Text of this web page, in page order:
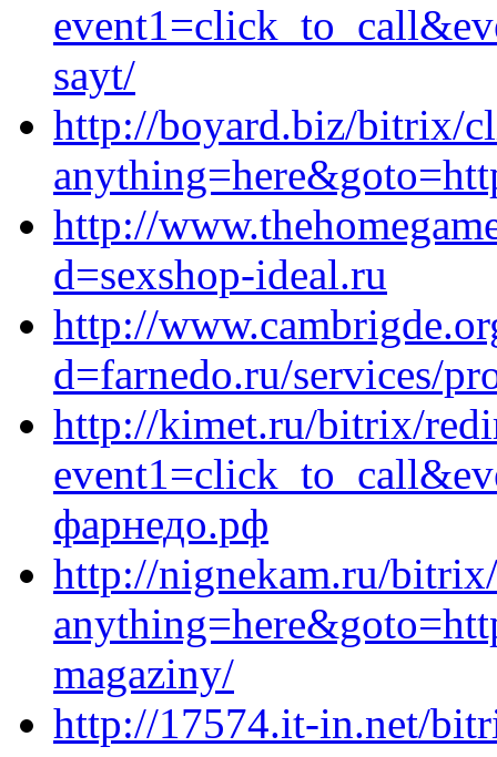
sayt/
http://boyard.biz/bitrix/
http://
d=sexshop-ideal.ru
http://
d=farnedo.ru/services/
http://kimet.ru/bitrix/
фарнедо.рф
http://nignekam.ru/
magaziny/
http://17574.it-in.net/